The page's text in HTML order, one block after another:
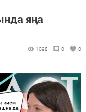
яңа
1098 0 0